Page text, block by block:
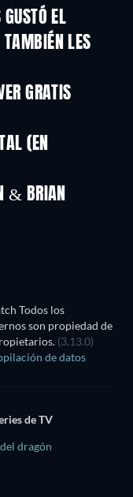
EL
TAMBIÉN LES
GRATIS
TV
(EN
& BRIAN
Todos los
son propiedad de
(3.13.0)
de datos
de TV
dragón